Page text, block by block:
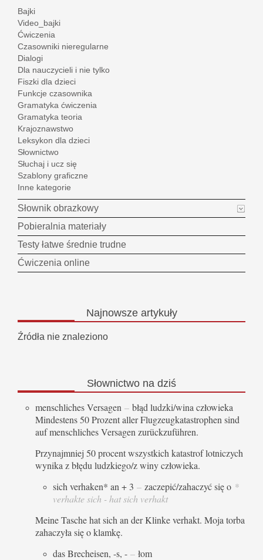
Bajki
Video_bajki
Ćwiczenia
Czasowniki nieregularne
Dialogi
Dla nauczycieli i nie tylko
Fiszki dla dzieci
Funkcje czasownika
Gramatyka ćwiczenia
Gramatyka teoria
Krajoznawstwo
Leksykon dla dzieci
Słownictwo
Słuchaj i ucz się
Szablony graficzne
Inne kategorie
Słownik obrazkowy
Pobieralnia materiały
Testy łatwe średnie trudne
Ćwiczenia online
Najnowszeartykuły
Źródła nie znaleziono
Słownictwo na dziś
menschliches Versagen – błąd ludzki/wina człowieka
Mindestens 50 Prozent aller Flugzeugkatastrophen sind
auf menschliches Versagen zurückzuführen.
Przynajmniej 50 procent wszystkich katastrof lotniczych
wynika z błędu ludzkiego/z winy człowieka.
sich verhaken* an + 3 – zaczepić/zahaczyć się o *
verhakte sich - hat sich verhakt
Meine Tasche hat sich an der Klinke verhakt. Moja torba
zahaczyła się o klamkę.
das Brecheisen, -s, - – łom